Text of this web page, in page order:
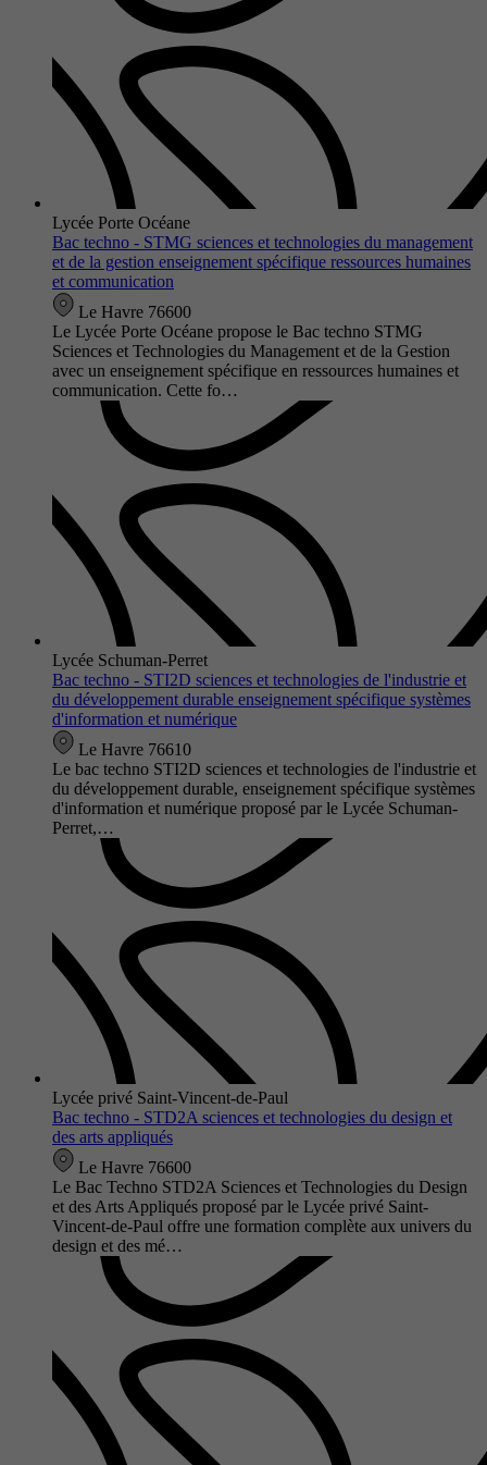
Lycée Porte Océane
Bac techno - STMG sciences et technologies du management
et de la gestion enseignement spécifique ressources humaines
et communication
Le Havre 76600
Le Lycée Porte Océane propose le Bac techno STMG
Sciences et Technologies du Management et de la Gestion
avec un enseignement spécifique en ressources humaines et
communication. Cette fo…
Lycée Schuman-Perret
Bac techno - STI2D sciences et technologies de l'industrie et
du développement durable enseignement spécifique systèmes
d'information et numérique
Le Havre 76610
Le bac techno STI2D sciences et technologies de l'industrie et
du développement durable, enseignement spécifique systèmes
d'information et numérique proposé par le Lycée Schuman-
Perret,…
Lycée privé Saint-Vincent-de-Paul
Bac techno - STD2A sciences et technologies du design et
des arts appliqués
Le Havre 76600
Le Bac Techno STD2A Sciences et Technologies du Design
et des Arts Appliqués proposé par le Lycée privé Saint-
Vincent-de-Paul offre une formation complète aux univers du
design et des mé…